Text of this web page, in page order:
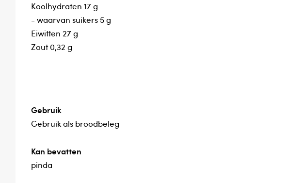
Koolhydraten 17 g
- waarvan suikers 5 g
Eiwitten 27 g
Zout 0,32 g
Gebruik
Gebruik als broodbeleg
Kan bevatten
pinda